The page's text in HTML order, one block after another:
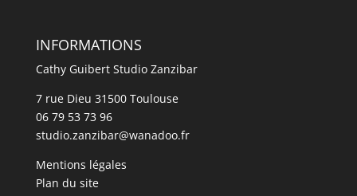
INFORMATIONS
Cathy Guibert Studio Zanzibar
7 rue Dieu 31500 Toulouse
06 79 53 73 96
studio.zanzibar@wanadoo.fr
Mentions légales
Plan du site